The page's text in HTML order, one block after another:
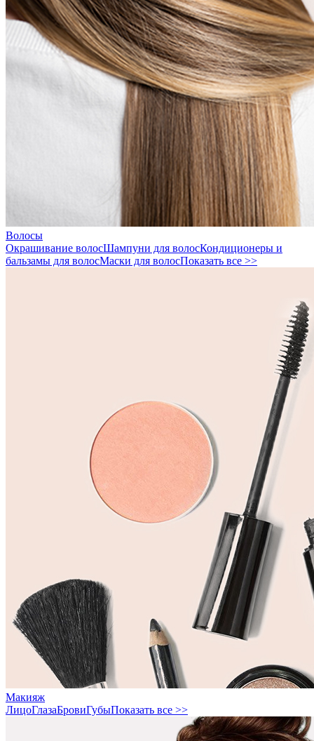
Волосы
Окрашивание волосШампуни для волосКондиционеры и
бальзамы для волосМаски для волосПоказать все >>
Макияж
ЛицоГлазаБровиГубыПоказать все >>